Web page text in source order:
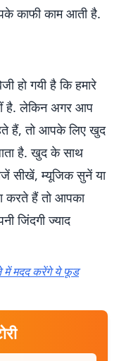
काफी काम आती है.
हो गयी है कि हमारे
है. लेकिन अगर आप
हैं, तो आपके लिए खुद
है. खुद के साथ
सीखें, म्यूजिक सुनें या
करते हैं तो आपका
जिंदगी ज्याद
में मदद करेंगे ये फूड